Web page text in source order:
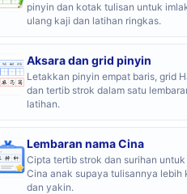
pinyin dan kotak tulisan untuk
ulang kaji dan latihan ringkas.
Aksara dan grid pinyin
Letakkan pinyin empat baris, grid
dan tertib strok dalam satu
latihan.
Lembaran nama Cina
Cipta tertib strok dan surihan untuk
Cina anak supaya tulisannya lebih
dan yakin.